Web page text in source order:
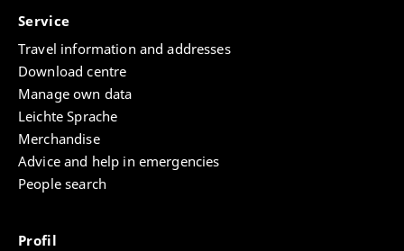
Service
Travel information and addresses
Download centre
Manage own data
Leichte Sprache
Merchandise
Advice and help in emergencies
People search
Profil